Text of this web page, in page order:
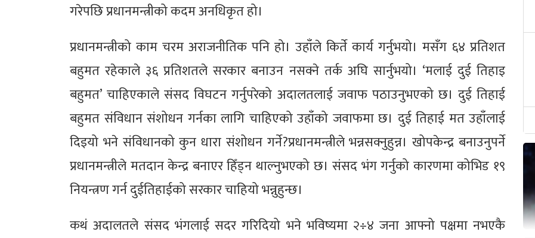
गरेपछि प्रधानमन्त्रीको कदम अनधिकृत हो।
प्रधानमन्त्रीको काम चरम अराजनीतिक पनि हो। उहाँले किर्ते कार्य गर्नुभयो। मसँग ६४ प्रतिशत
बहुमत रहेकाले ३६ प्रतिशतले सरकार बनाउन नसक्ने तर्क अघि सार्नुभयो। ‘मलाई दुई तिहाइ
बहुमत’ चाहिएकाले संसद विघटन गर्नुपरेको अदालतलाई जवाफ पठाउनुभएको छ। दुई तिहाई
बहुमत संविधान संशोधन गर्नका लागि चाहिएको उहाँको जवाफमा छ। दुई तिहाई मत उहाँलाई
दिइयो भने संविधानको कुन धारा संशोधन गर्ने?प्रधानमन्त्रीले भन्नसक्नुहुन्न। खोपकेन्द्र बनाउनुपर्ने
प्रधानमन्त्रीले मतदान केन्द्र बनाएर हिँड्न थाल्नुभएको छ। संसद भंग गर्नुको कारणमा कोभिड १९
नियन्त्रण गर्न दुईतिहाईको सरकार चाहियो भन्नुहुन्छ।
कथं अदालतले संसद भंगलाई सदर गरिदियो भने भविष्यमा २÷४ जना आफ्नो पक्षमा नभएकै